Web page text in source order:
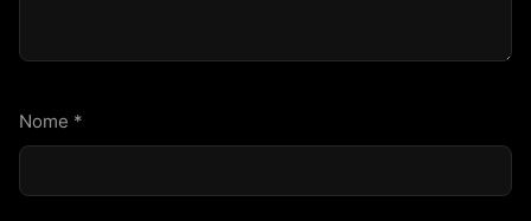
Nome *